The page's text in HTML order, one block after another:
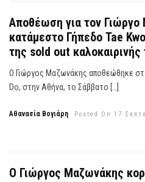
Αποθέωση για τον
κατάμεστο Γήπεδο Tae
της sold out καλοκαιρινής
Ο Γιώργος Μαζωνάκης αποθεώθηκε
Do, στην Αθήνα, το Σάββατο […]
Αθανασία Βογιάρη Posted On 17
Ο Γιώργος Μαζωνάκης